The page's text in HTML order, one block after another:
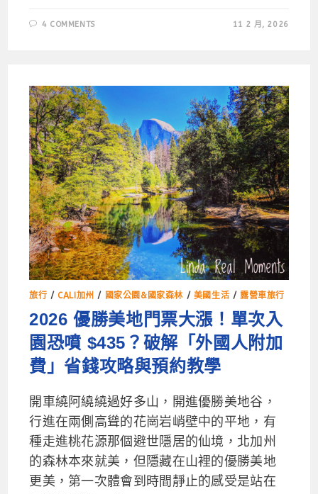
4 COMMENTS 11 2 月, 2026
旅行 /CALI加州 / 國家公園&國家森林 / 美國生活 /露營車旅行
2026 優勝美地門票大漲！單次入
園恐噴 $435？破解「外國人附加
費」省錢攻略與預約教學
開車繞阿繞繞過好多山，開進優勝美地谷，
行進在兩側高聳的花崗岩峭壁中的平地，有
種走進桃花源那個避世隱居的仙境，北加州
的森林本來就美，但隱藏在山裡的優勝美地
更美，第一次體會到時間靜止的感受是站在